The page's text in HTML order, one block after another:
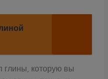
глины, которую вы